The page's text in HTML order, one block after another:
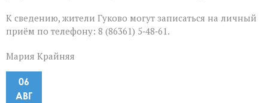
К сведению, жители Гуково могут записаться на личный
приём по телефону: 8 (86361) 5‑48‑61.
Мария Крайняя
06
АВГ